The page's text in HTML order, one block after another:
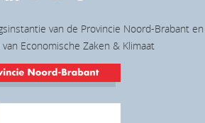
van de Provincie Noord-Brabant en
Economische Zaken & Klimaat